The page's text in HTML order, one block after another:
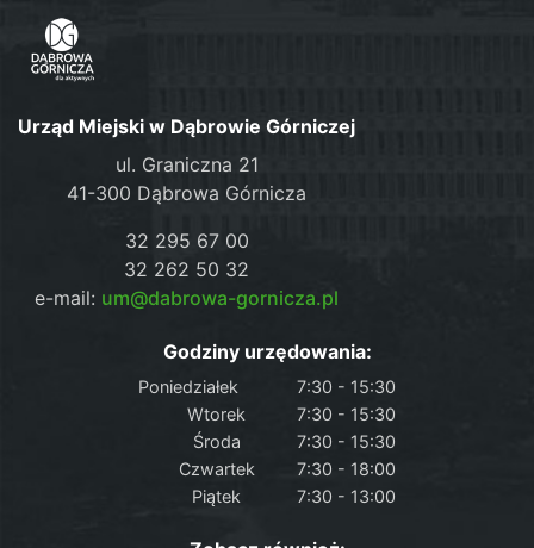
Urząd Miejski w Dąbrowie Górniczej
ul. Graniczna 21
41-300 Dąbrowa Górnicza
32 295 67 00
32 262 50 32
e-mail: um@dabrowa-gornicza.pl
Godziny urzędowania:
Poniedziałek
7:30 - 15:30
Wtorek
7:30 - 15:30
Środa
7:30 - 15:30
Czwartek
7:30 - 18:00
Piątek
7:30 - 13:00